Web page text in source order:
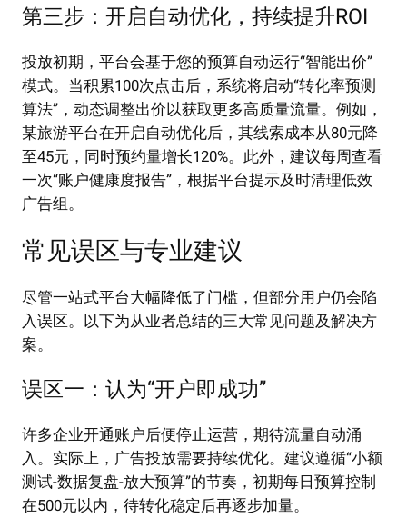
第三步：开启自动优化，持续提升ROI
投放初期，平台会基于您的预算自动运行“智能出价”
模式。当积累100次点击后，系统将启动“转化率预测
算法”，动态调整出价以获取更多高质量流量。例如，
某旅游平台在开启自动优化后，其线索成本从80元降
至45元，同时预约量增长120%。此外，建议每周查看
一次“账户健康度报告”，根据平台提示及时清理低效
广告组。
常见误区与专业建议
尽管一站式平台大幅降低了门槛，但部分用户仍会陷
入误区。以下为从业者总结的三大常见问题及解决方
案。
误区一：认为“开户即成功”
许多企业开通账户后便停止运营，期待流量自动涌
入。实际上，广告投放需要持续优化。建议遵循“小额
测试-数据复盘-放大预算”的节奏，初期每日预算控制
在500元以内，待转化稳定后再逐步加量。